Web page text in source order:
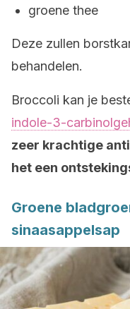
groene thee
Deze zullen
behandelen.
Broccoli kan je
indole-3-
zeer krachtige
het een
Groene
sinaasappelsap